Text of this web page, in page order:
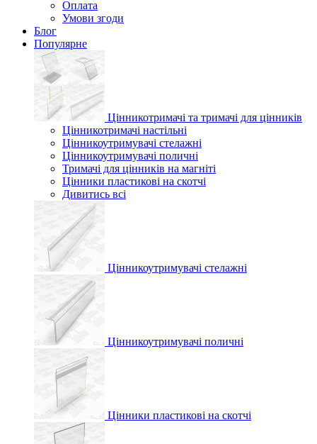
Оплата
Умови згоди
Блог
Популярне
Цінникотримачі та тримачі для цінників
Цінникотримачі настільні
Цінникоутримувачі стелажні
Цінникоутримувачі поличні
Тримачі для цінників на магніті
Цінники пластикові на скотчі
Дивитись всі
Цінникоутримувачі стелажні
Цінникоутримувачі поличні
Цінники пластикові на скотчі